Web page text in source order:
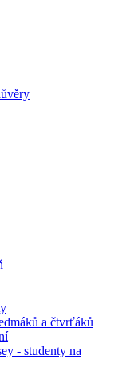
a čtvrťáků
- studenty na